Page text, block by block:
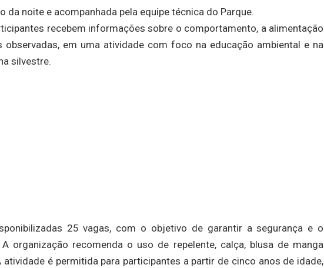
da noite e acompanhada pela equipe técnica do Parque.
recebem informações sobre o comportamento, a alimentação
observadas, em uma atividade com foco na educação ambiental e na
silvestre.
25 vagas, com o objetivo de garantir a segurança e o
organização recomenda o uso de repelente, calça, blusa de manga
é permitida para participantes a partir de cinco anos de idade,